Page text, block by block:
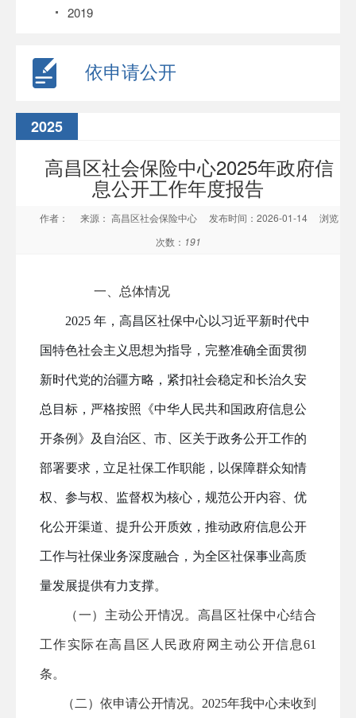
2019
依申请公开
2025
高昌区社会保险中心2025年政府信
息公开工作年度报告
作者： 来源： 高昌区社会保险中心 发布时间：2026-01-14
浏览
次数： 191
一、总体情况
2025 年，高昌区社保中心以习近平新时代中
国特色社会主义思想为指导， 完整准确全面贯彻
新时代党的治疆方略 ，紧扣社会稳定和长治久安
总目标，严格按照《中华人民共和国政府信息公
开条例》及自治区、市、区关于政务公开工作的
部署要求，立足社保工作职能，以保障群众知情
权、参与权、监督权为核心，规范公开内容、优
化公开渠道、提升公开质效，推动政府信息公开
工作与社保业务深度融合，为全区社保事业高质
量发展提供有力支撑。
（一）主动公开情况。高昌区社保中心结合
工作实际在高昌区人民政府网主动公开信息61
条。
（二）依申请公开情况。 2025年我中心未收到